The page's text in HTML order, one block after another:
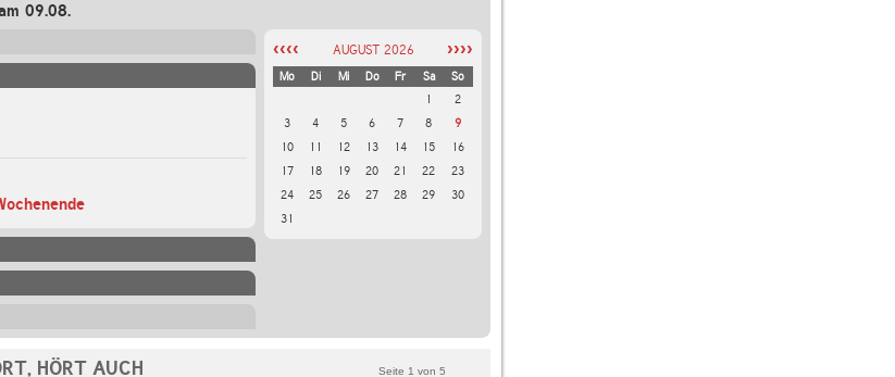
09.08.
‹‹‹‹ AUGUST 2026 ››››
Mo Di Mi Do Fr Sa
So
1
2
3
4 5 6 7 8
9
10
11 12 13 14 15
16
17
18 19 20 21 22
23
24
25 26 27 28 29
30
31
HÖRT AUCH Seite 1 von 5